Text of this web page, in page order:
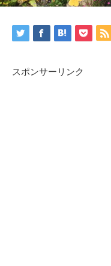
スポンサーリンク